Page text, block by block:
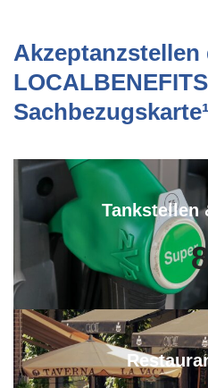
Akzeptanzstellen
Sachbezugskarte¹
Tankstellen
8